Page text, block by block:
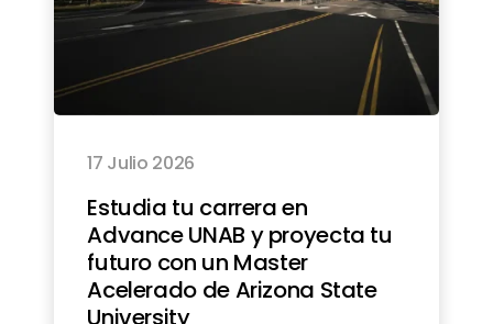
17 Julio 2026
Estudia tu carrera en
Advance UNAB y proyecta tu
futuro con un Master
Acelerado de Arizona State
University